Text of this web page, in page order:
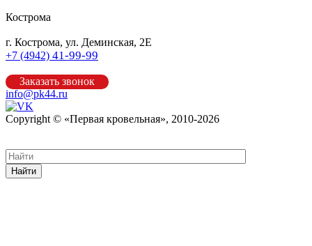
Кострома
г. Кострома, ул. Деминская, 2Е
+7 (4942) 41-99-99
Заказать звонок
info@pk44.ru
Copyright © «Первая кровельная», 2010-2026
Найти